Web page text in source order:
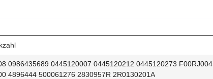
0986435689 0445120007 0445120212 0445120273
4896444 500061276 2830957R 2R0130201A